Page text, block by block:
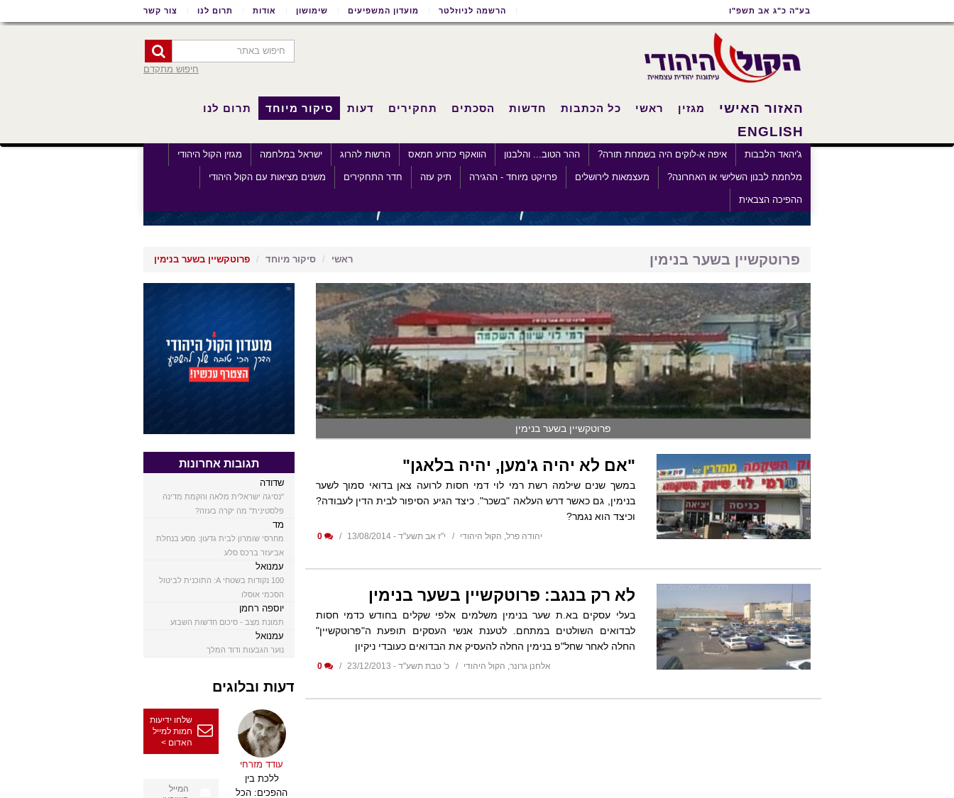
נגישות
ראשי
ראשי
בע"ה כ"ג אב תשפ"ו הרשמה לניוזלטר מועדון המשפיעים שימושון אודות תרום לנו צור קשר
חיפוש מתקדם
האזור האישי מגזין ראשי כל הכתבות חדשות הסכתים תחקירים דעות סיקור מיוחד
ג'יהאד הלבבות איפה א-לוקים היה בשמחת תורה? ההר הטוב... והלבנון הוואקף כזרוע חמאס הרשות להרוג ישראל במלחמה מגזין הקול היהודי
מלחמת לבנון השלישי או האחרונה? מעצמאות לירושלים פרויקט מיוחד - ההגירה תיק עזה חדר התחקירים משנים מציאות עם הקול היהודי
ההפיכה הצבאית
תרום לנו
ENGLISH
פרוטקשיין בשער בנימין ראשי סיקור מיוחד פרוטקשיין בשער בנימין
פרוטקשיין בשער בנימין
"אם לא יהיה ג'מען, יהיה בלאגן"
במשך שנים שילמה רשת רמי לוי דמי חסות לרועה צאן בדואי סמוך לשער
בנימין, גם כאשר דרש העלאה "בשכר". כיצד הגיע הסיפור לבית הדין לעבודה?
וכיצד הוא נגמר?
יהודה פרל, הקול היהודי י"ז אב תשע"ד - 13/08/2014 0
לא רק בנגב: פרוטקשיין בשער בנימין
בעלי עסקים בא.ת שער בנימין משלמים אלפי שקלים בחודש כדמי חסות
לבדואים השולטים במתחם. לטענת אנשי העסקים תופעת ה"פרוטקשיין"
החלה לאחר שחל"פ בנימין החלה להעסיק את הבדואים כעובדי ניקיון
אלחנן גרונר, הקול היהודי כ' טבת תשע"ד - 23/12/2013 0
תגובות אחרונות
שדודה
"נסיגה ישראלית מלאה והקמת מדינה
פלסטינית" מה יקרה בעזה?
מד
מחרסי שומרון לבית גדעון: מסע בנחלת
אביעזר ברכס סלע
עמנואל
100 נקודות בשטחי A: התוכנית לביטול
הסכמי אוסלו
יוספה רחמן
תמונת מצב - סיכום חדשות השבוע
עמנואל
נוער הגבעות ודוד המלך
דעות ובלוגים
עודד מזרחי
ללכת בין
ההפכים: הכל
שלחו ידיעות
חמות למייל
האדום >
המייל